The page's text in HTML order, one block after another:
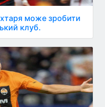
може зробити
клуб.